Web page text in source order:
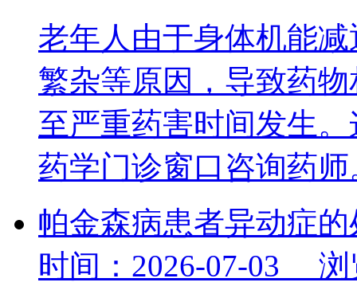
老年人由于身体机能
繁杂等原因，导致药
至严重药害时间发生
药学门诊窗口咨询药
帕金森病患者异动症
时间：2026-07-03 浏